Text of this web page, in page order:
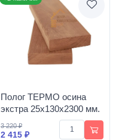
Полог ТЕРМО осина
экстра 25х130х2300 мм.
3 220 ₽
2 415 ₽